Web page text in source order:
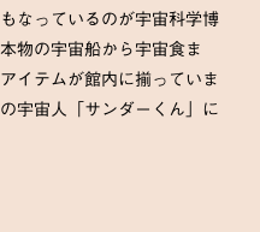
なっているのが宇宙科学博
物の宇宙船から宇宙食ま
イテムが館内に揃っていま
宇宙人「サンダーくん」に